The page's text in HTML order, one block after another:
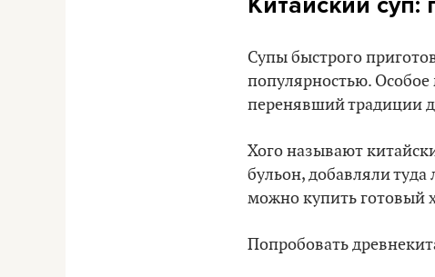
Супы быстрого
популярностью. Особое
перенявший традиции
Хого называют
бульон, добавляли
можно купить готовый
Попробовать